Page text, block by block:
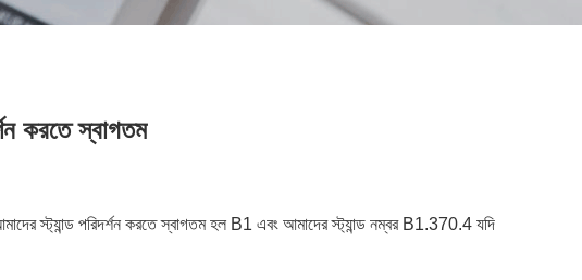
করতে স্বাগতম
স্ট্যান্ড পরিদর্শন করতে স্বাগতম হল B1 এবং আমাদের স্ট্যান্ড নম্বর B1.370.4 যদি